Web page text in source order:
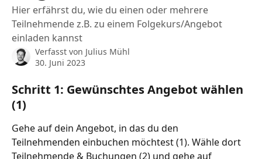
Hier erfährst du, wie du einen oder mehrere
Teilnehmende z.B. zu einem Folgekurs/Angebot
einladen kannst
Verfasst von Julius Mühl
30. Juni 2023
Schritt 1: Gewünschtes Angebot wählen
(1)
Gehe auf dein Angebot, in das du den
Teilnehmenden einbuchen möchtest (1). Wähle dort
Teilnehmende & Buchungen (2) und gehe auf